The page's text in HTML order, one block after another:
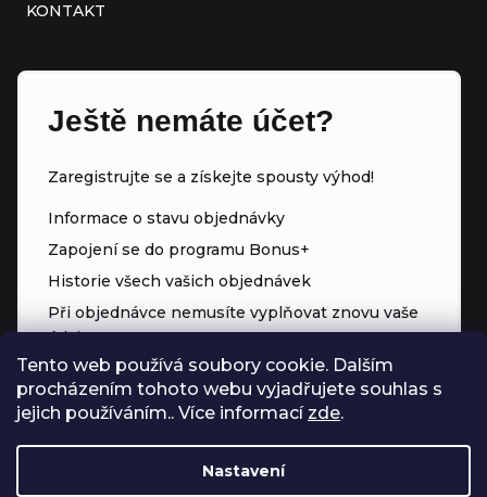
Tento web používá soubory cookie. Dalším
procházením tohoto webu vyjadřujete souhlas s
jejich používáním.. Více informací zde.
Nastavení
KONTAKT
Ještě nemáte účet?
Zaregistrujte se a získejte spousty výhod!
Informace o stavu objednávky
Zapojení se do programu Bonus+
Historie všech vašich objednávek
Při objednávce nemusíte vyplňovat znovu vaše
údaje
Přednostní přístup ke slevám
Body za každý nákup